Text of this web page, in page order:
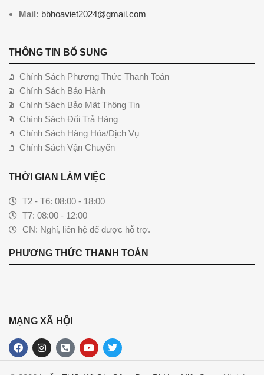
Mail: bbhoaviet2024@gmail.com
THÔNG TIN BỔ SUNG
Chính Sách Phương Thức Thanh Toán
Chính Sách Bảo Hành
Chính Sách Bảo Mật Thông Tin
Chính Sách Đổi Trả Hàng
Chính Sách Hàng Hóa/Dịch Vụ
Chính Sách Vận Chuyển
THỜI GIAN LÀM VIỆC
T2 - T6: 08:00 - 18:00
T7: 08:00 - 12:00
CN: Nghỉ, liên hệ để được hỗ trợ.
PHƯƠNG THỨC THANH TOÁN
MẠNG XÃ HỘI